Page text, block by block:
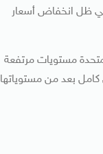
المئوية في ظل انخفاض أسعار
مستويات مرتفعة
بعد من مستوياتها